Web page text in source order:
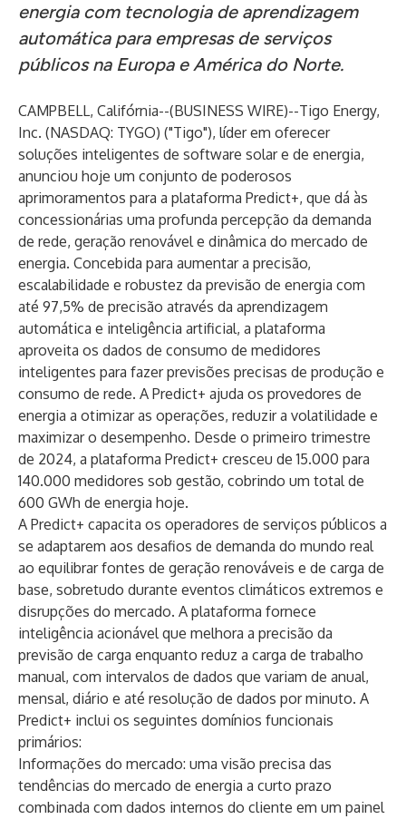
energia com tecnologia de aprendizagem
automática para empresas de serviços
públicos na Europa e América do Norte.
CAMPBELL, Califórnia--(BUSINESS WIRE)--Tigo Energy,
Inc. (NASDAQ: TYGO) ("Tigo"), líder em oferecer
soluções inteligentes de software solar e de energia,
anunciou hoje um conjunto de poderosos
aprimoramentos para a plataforma Predict+, que dá às
concessionárias uma profunda percepção da demanda
de rede, geração renovável e dinâmica do mercado de
energia. Concebida para aumentar a precisão,
escalabilidade e robustez da previsão de energia com
até 97,5% de precisão através da aprendizagem
automática e inteligência artificial, a plataforma
aproveita os dados de consumo de medidores
inteligentes para fazer previsões precisas de produção e
consumo de rede. A Predict+ ajuda os provedores de
energia a otimizar as operações, reduzir a volatilidade e
maximizar o desempenho. Desde o primeiro trimestre
de 2024, a plataforma Predict+ cresceu de 15.000 para
140.000 medidores sob gestão, cobrindo um total de
600 GWh de energia hoje.
A Predict+ capacita os operadores de serviços públicos a
se adaptarem aos desafios de demanda do mundo real
ao equilibrar fontes de geração renováveis ​​e de carga de
base, sobretudo durante eventos climáticos extremos e
disrupções do mercado. A plataforma fornece
inteligência acionável que melhora a precisão da
previsão de carga enquanto reduz a carga de trabalho
manual, com intervalos de dados que variam de anual,
mensal, diário e até resolução de dados por minuto. A
Predict+ inclui os seguintes domínios funcionais
primários:
Informações do mercado: uma visão precisa das
tendências do mercado de energia a curto prazo
combinada com dados internos do cliente em um painel